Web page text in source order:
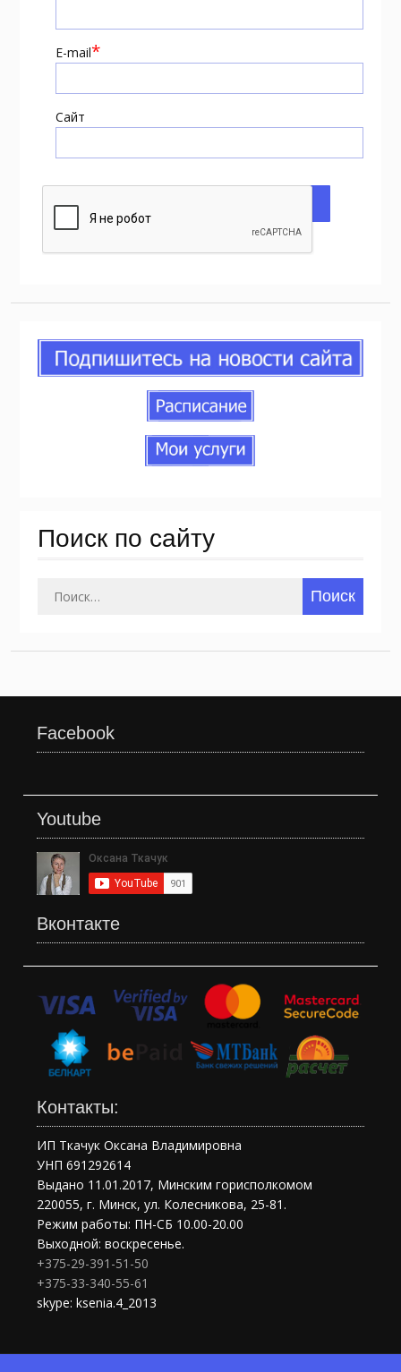
E-mail*
Сайт
Поиск по сайту
Facebook
Youtube
Вконтакте
Контакты:
ИП Ткачук Оксана Владимировна
УНП 691292614
Выдано 11.01.2017, Минским горисполкомом
220055, г. Минск, ул. Колесникова, 25-81.
Режим работы: ПН-СБ 10.00-20.00
Выходной: воскресенье.
+375-29-391-51-50
+375-33-340-55-61
skype: ksenia.4_2013